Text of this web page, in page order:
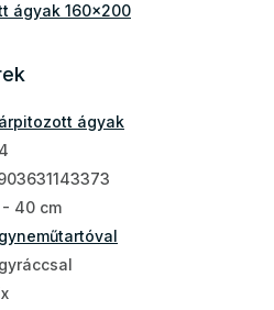
ágyak 160x200
ágyak
- 40 cm